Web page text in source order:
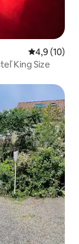
Priemerné
4,9 (10)
King Size